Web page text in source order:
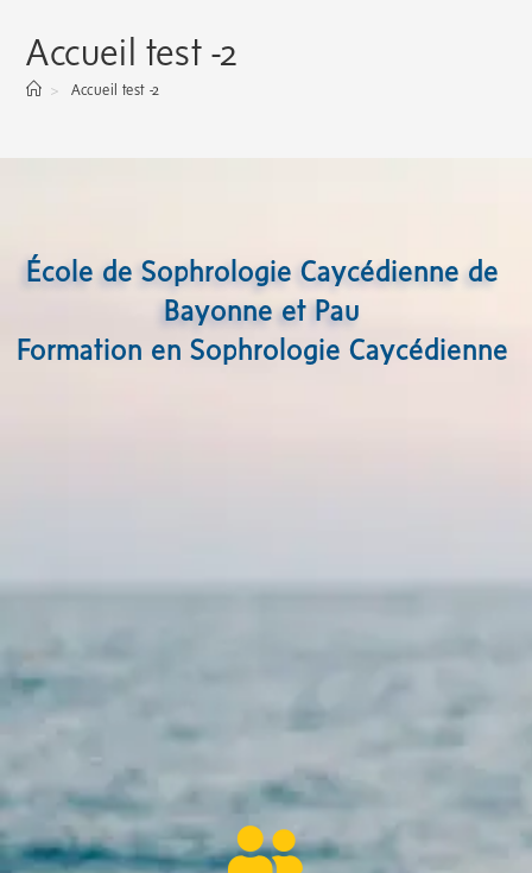
Accueil test -2
> Accueil test -2
École de Sophrologie Caycédienne de
Bayonne et Pau
Formation en Sophrologie Caycédienne